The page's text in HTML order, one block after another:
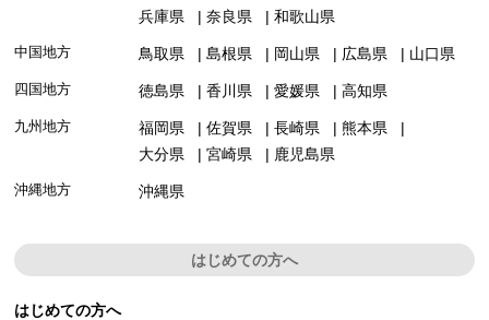
兵庫県
奈良県 和歌山県
中国地方 鳥取県 島根県 岡山県 広島県 山口県
四国地方 徳島県 香川県 愛媛県 高知県
九州地方 福岡県 佐賀県 長崎県
熊本県
大分県
宮崎県 鹿児島県
沖縄地方 沖縄県
はじめての方へ
はじめての方へ